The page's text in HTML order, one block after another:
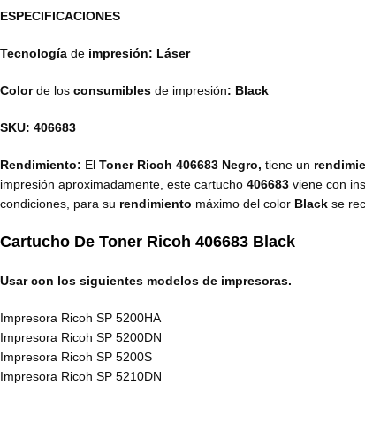
ESPECIFICACIONES
Tecnología de impresión: Láser
Colorde los consumibles de impresión: Black
SKU: 406683
Rendimiento: El Toner Ricoh 406683 Negro, tiene un
impresión aproximadamente, este cartucho 406683 viene con
condiciones, para su rendimiento máximo del color Black se
Cartucho De Toner Ricoh 406683 Black
Usar con los siguientes modelos de impresoras.
Impresora Ricoh SP 5200HA
Impresora Ricoh SP 5200DN
Impresora Ricoh SP 5200S
Impresora Ricoh SP 5210DN